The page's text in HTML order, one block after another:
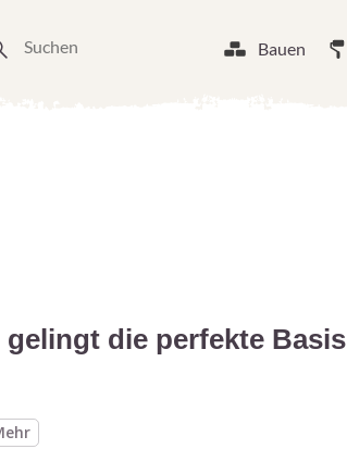
Bauen
die perfekte Basis